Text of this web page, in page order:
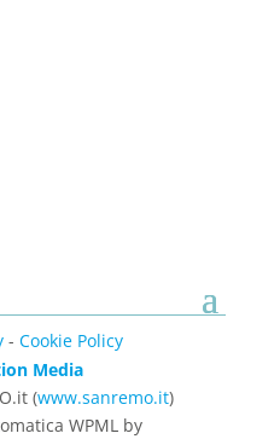
- Cookie Policy
Media
(www.sanremo.it)
WPML by